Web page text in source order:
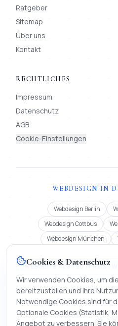
Ratgeber
Sitemap
Über uns
Kontakt
RECHTLICHES
Impressum
Datenschutz
AGB
Cookie-Einstellungen
WEBDESIGN IN
Webdesign Berlin
Webdesign Cottbus
Webdesign München
WEBSEITE ALS FESTPREIS |
Festpreis ab 900 € oder Miete ab 99 €/
MOMENTUM 2.850 €, IMPERIUM 4.990
Auch tätig in Köln, Frankfurt,
Bremen, Dresden, Hannover und
KI-Chatbot entwickeln und
Cookies & Datenschutz
Wir verwenden Cookies, um
bereitzustellen und ihre
Notwendige Cookies sind für
Optionale Cookies (Statistik,
Angebot zu verbessern. Sie